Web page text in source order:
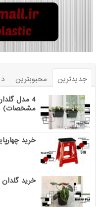
جدیدترین محبوبترین
4 مدل
مشخصات)
خرید چهارپایه
خرید